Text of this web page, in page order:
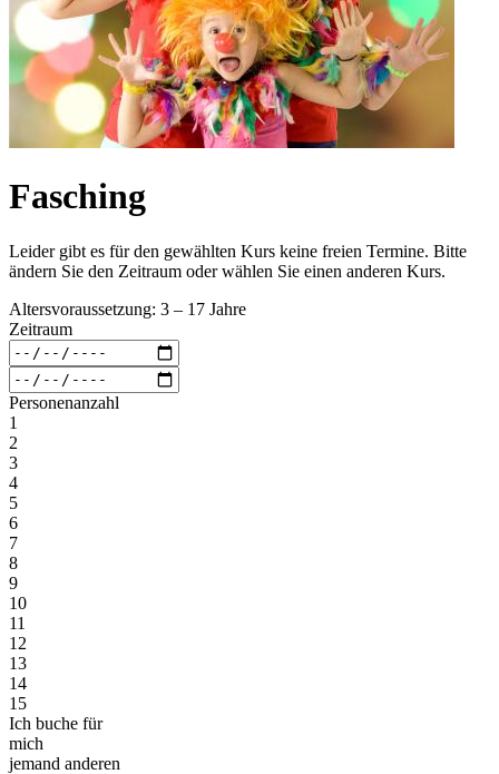
Fasching
Leider gibt es für den gewählten Kurs keine freien Termine. Bitte
ändern Sie den Zeitraum oder wählen Sie einen anderen Kurs.
Altersvoraussetzung: 3 – 17 Jahre
Zeitraum
Personenanzahl
1
2
3
4
5
6
7
8
9
10
11
12
13
14
15
Ich buche für
mich
jemand anderen